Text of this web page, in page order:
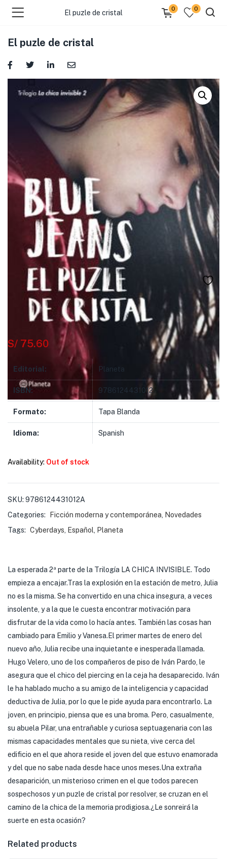
El puzle de cristal
0 0
El puzle de cristal
S/ 75.60
Editorial: Planeta
ISBN: 9786124431012
Formato: Tapa Blanda
Idioma: Spanish
Availability: Out of stock
SKU: 9786124431012A
Categories:
Ficción moderna y contemporánea
Novedades
Tags: Cyberdays Español Planeta
La esperada 2ª parte de la Trilogía LA CHICA INVISIBLE. Todo
empieza a encajar.Tras la explosión en la estación de metro, Julia
no es la misma. Se ha convertido en una chica insegura, a veces
insolente, y a la que le cuesta encontrar motivación para
disfrutar de la vida como lo hacía antes. También las cosas han
cambiado para Emilio y Vanesa.El primer martes de enero del
nuevo año, Julia recibe una inquietante e inesperada llamada.
Hugo Velero, uno de los compañeros de piso de Iván Pardo, le
asegura que el chico del piercing en la ceja ha desaparecido. Iván
le ha hablado mucho a su amigo de la inteligencia y capacidad
deductiva de Julia, por lo que le pide ayuda para encontrarlo. La
joven, en principio, piensa que es una broma. Pero, casualmente,
su abuela Pilar, una entrañable y curiosa septuagenaria con las
mismas capacidades mentales que su nieta, vive cerca del
edificio en el que ahora reside el joven del que estuvo enamorada
y del que no sabe nada desde hace unos meses.Una extraña
desaparición, un misterioso crimen en el que todos parecen
sospechosos y un puzle de cristal por resolver, se cruzan en el
camino de la chica de la memoria prodigiosa.¿Le sonreirá la
suerte en esta ocasión?
Related products